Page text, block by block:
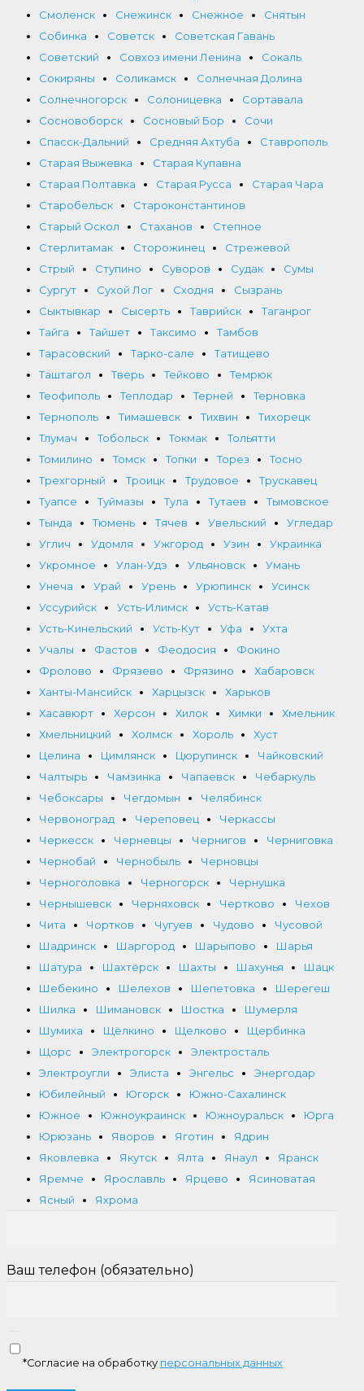
Смоленск
Снежинск Снежное
Снятын
Собинка
Советск
Советская Гавань
Советский
Совхоз имени Ленина
Сокаль
Сокиряны
Соликамск
Солнечная Долина
Солнечногорск
Солоницевка
Сортавала
Сосновоборск
Сосновый Бор
Сочи
Спасск-Дальний
Средняя Ахтуба
Ставрополь
Старая Выжевка
Старая Купавна
Старая Полтавка
Старая Русса
Старая Чара
Старобельск
Староконстантинов
Старый Оскол
Стаханов
Степное
Стерлитамак
Сторожинец
Стрежевой
Стрый
Ступино Суворов Судак
Сумы
Сургут
Сухой Лог Сходня
Сызрань
Сыктывкар
Сысерть Таврийск
Таганрог
Тайга
Тайшет Таксимо
Тамбов
Тарасовский
Тарко-сале
Татищево
Таштагол
Тверь Тейково
Темрюк
Теофиполь
Теплодар Терней
Терновка
Тернополь
Тимашевск Тихвин
Тихорецк
Тлумач
Тобольск Токмак
Тольятти
Томилино
Томск Топки Торез
Тосно
Трехгорный
Троицк Трудовое
Трускавец
Туапсе
Туймазы Тула Тутаев
Тымовское
Тында
Тюмень Тячев Увельский
Угледар
Углич
Удомля Ужгород Узин
Украинка
Укромное
Улан-Удэ Ульяновск
Умань
Унеча
Урай Урень Урюпинск
Усинск
Уссурийск
Усть-Илимск
Усть-Катав
Усть-Кинельский
Усть-Кут Уфа
Ухта
Учалы
Фастов Феодосия
Фокино
Фролово
Фрязево Фрязино
Хабаровск
Ханты-Мансийск
Харцызск
Харьков
Хасавюрт
Херсон Хилок Химки
Хмельник
Хмельницкий
Холмск Хороль
Хуст
Целина
Цимлянск Цюрупинск
Чайковский
Чалтырь
Чамзинка Чапаевск
Чебаркуль
Чебоксары
Чегдомын
Челябинск
Червоноград
Череповец
Черкассы
Черкесск
Черневцы Чернигов
Черниговка
Чернобай
Чернобыль
Черновцы
Черноголовка
Черногорск
Чернушка
Чернышевск
Черняховск Чертково
Чехов
Чита
Чортков Чугуев Чудово
Чусовой
Шадринск
Шаргород Шарыпово
Шарья
Шатура
Шахтёрск Шахты Шахунья
Шацк
Шебекино
Шелехов Шепетовка
Шерегеш
Шилка
Шимановск Шостка
Шумерля
Шумиха
Щёлкино Щелково
Щербинка
Щорс
Электрогорск
Электросталь
Электроугли
Элиста Энгельс
Энергодар
Юбилейный
Югорск
Южно-Сахалинск
Южное
Южноукраинск Южноуральск
Юрга
Юрюзань
Яворов Яготин
Ядрин
Яковлевка
Якутск Ялта Янаул
Яранск
Яремче
Ярославль Ярцево
Ясиноватая
Ясный
Яхрома
Ваш телефон (обязательно)
*Согласие на обработку персональных данных